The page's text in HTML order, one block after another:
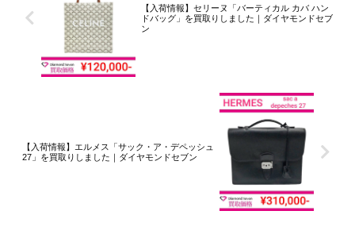
【入荷情報】セリーヌ「バーティカル カバ ハン
ドバッグ」を買取りしました｜ダイヤモンドセブ
ン
【入荷情報】エルメス「サック・ア・デペッシュ
27」を買取りしました｜ダイヤモンドセブン